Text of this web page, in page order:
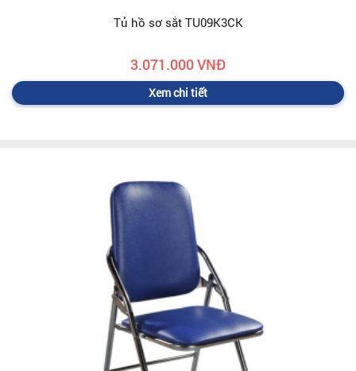
Tủ hồ sơ sắt TU09K3CK
3.071.000 VNĐ
Xem chi tiết